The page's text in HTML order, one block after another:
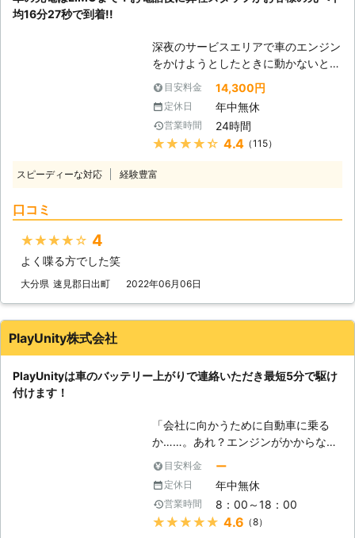
30分で対応できるので、バッテリー
らせることが可能です。お客様がすぐ
にでも運転ができる状況になるように
努めさせていただきますので、車のバ
ッテリーが上がった時はぜひ弊社をご
利用くださいませ。
まって大変です。 そんなときは、弊
社「株式会社アイルロックアンドセキ
ュリティー」がお助けいたします！
【お電話1本ですぐに駆け付けま
す！】 弊社は、24時間365日対応し
ているので、いつでもご連絡いただけ
ればすぐにお客様の元へ駆け付けて、
車のバッテリー上がりを解決すること
バッテリー上がりを解決する方法、弊
る順番を間違えてしまうと、引火して
しまって火災を引き起こす恐れがあり
ます。そのためバッテリー上がりを解
心なのです。 株式会社アイルロック
アンドセキュリティーは、愛知県・静
岡県・岐阜県・三重県を中心にお客様
います。ジャンプスターターでお客様
のバッテリー上がりを解決いたします
ので、お困りのときは弊社までご連絡
ください！
均16分27秒で到着!!
深夜のサービスエリアで車のエンジン
をかけようとしたときに動かないと、
困ってしまいますよね。エンジンがか
からなければ自宅にも帰れない、観光
もできないので八方塞がりです。 そ
んなときこそ、弊社「LＩMO」がお
客様の元へすぐに駆けつけてお助けし
電話をいただいたてから平均16分27
を何度も反復すると、作業内容を覚え
けられるようになったのです。 この
することができます。もしも車のエン
ジンが止まった場合、弊社までご連絡
くださいませ。連絡後、弊社スタッフ
がお客様の元へ駆けつけて車のバッテ
リーを充電させていただきます。
目安料金 14,300円
定休日 年中無休
営業時間 24時間
★★★★★ 4.4（115）
スピーディーな対応 経験豊富
口コミ
★★★★★ 4
よく喋る方でした笑
大分県 速見郡日出町 2022年06月06日
PlayUnity株式会社
PlayUnityは車のバッテリー上がりで連絡いただき最短5分で駆け
付けます！
「会社に向かうために自動車に乗る
か……。あれ？エンジンがかからな
い！」 出勤前に車が動かないと、焦
りますよね。当たり前のように動くと
思っていたので、今から電車で会社に
行こうにも、遅刻してしまうかもしれ
ません。「どうせ遅刻するなら、車が
目安料金 ー
定休日 年中無休
営業時間 8：00～18：00
★★★★★ 4.6 （8）